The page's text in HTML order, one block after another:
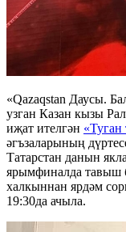
«Qazaqstan Даусы.
узган Казан кызы
иҗат ителгән
әгъзаларының
Татарстан данын
ярымфиналда тавыш
халкыннан ярдәм
19:30да ачыла.